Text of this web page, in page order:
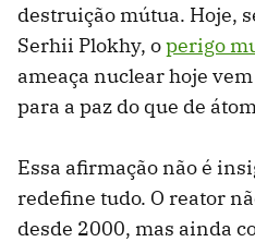
destruição mútua. Hoje,
Serhii Plokhy, operigo
ameaça nuclear hoje
para a paz do que de
Essa afirmação não é
redefine tudo. O reator
desde 2000, mas ainda